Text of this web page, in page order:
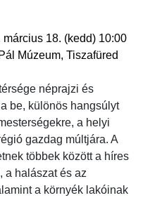
március 18. (kedd) 10:00
Múzeum, Tiszafüred
néprajzi és
be, különös hangsúlyt
a helyi
gazdag múltjára. A
többek között a híres
a halászat és az
a környék lakóinak